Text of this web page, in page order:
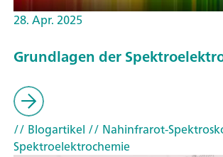
28. Apr. 2025
Grundlagen der
// Blogartikel // Nahinfrarot-
Spektroelektrochemie